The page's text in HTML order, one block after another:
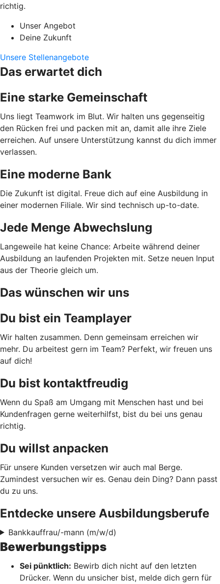
richtig.
Unser Angebot
Deine Zukunft
Unsere Stellenangebote
Das erwartet dich
Eine starke Gemeinschaft
Uns liegt Teamwork im Blut. Wir halten uns gegenseitig
den Rücken frei und packen mit an, damit alle ihre Ziele
erreichen. Auf unsere Unterstützung kannst du dich immer
verlassen.
Eine moderne Bank
Die Zukunft ist digital. Freue dich auf eine Ausbildung in
einer modernen Filiale. Wir sind technisch up-to-date.
Jede Menge Abwechslung
Langeweile hat keine Chance: Arbeite während deiner
Ausbildung an laufenden Projekten mit. Setze neuen Input
aus der Theorie gleich um.
Das wünschen wir uns
Du bist ein Teamplayer
Wir halten zusammen. Denn gemeinsam erreichen wir
mehr. Du arbeitest gern im Team? Perfekt, wir freuen uns
auf dich!
Du bist kontaktfreudig
Wenn du Spaß am Umgang mit Menschen hast und bei
Kundenfragen gerne weiterhilfst, bist du bei uns genau
richtig.
Du willst anpacken
Für unsere Kunden versetzen wir auch mal Berge.
Zumindest versuchen wir es. Genau dein Ding? Dann passt
du zu uns.
Entdecke unsere Ausbildungsberufe
Bankkauffrau/-mann (m/w/d)
Bewerbungstipps
Sei pünktlich: Bewirb dich nicht auf den letzten
Drücker. Wenn du unsicher bist, melde dich gern für